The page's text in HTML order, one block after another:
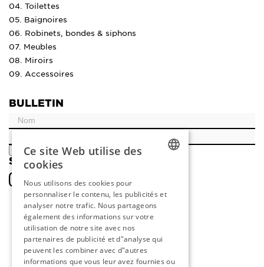
04. Toilettes
05. Baignoires
06. Robinets, bondes & siphons
07. Meubles
08. Miroirs
09. Accessoires
BULLETIN
ENREGISTRER
SOCIAL
ENGLISH
FRENCH
GERMAN
Ce site Web utilise des
cookies
Nous utilisons des cookies pour
personnaliser le contenu, les publicités et
analyser notre trafic. Nous partageons
également des informations sur votre
utilisation de notre site avec nos
partenaires de publicité et d"analyse qui
peuvent les combiner avec d"autres
informations que vous leur avez fournies ou